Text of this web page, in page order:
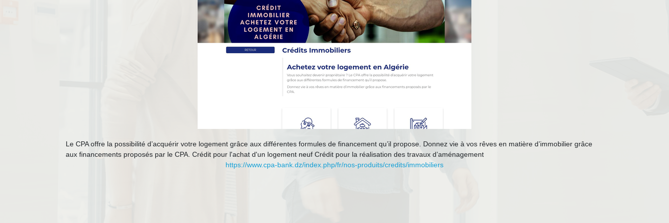
Le CPA offre la possibilité d’acquérir votre logement grâce aux différentes formules de financement qu’il propose. Donnez vie à vos rêves en matière d’immobilier grâce
aux financements proposés par le CPA. Crédit pour l'achat d'un logement neuf Crédit pour la réalisation des travaux d’aménagement
https://www.cpa-bank.dz/index.php/fr/nos-produits/credits/immobiliers